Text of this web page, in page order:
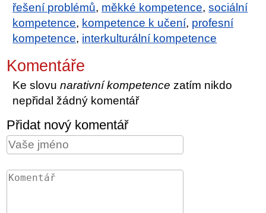
řešení problémů, měkké kompetence,sociální
kompetence, kompetence k učení, profesní
kompetence, interkulturální kompetence
Komentáře
Ke slovunarativní kompetence zatím nikdo
nepřidal žádný komentář
Přidat nový komentář